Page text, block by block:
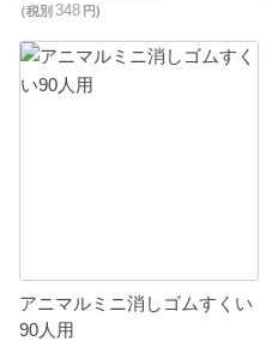
（税別 348 円)
アニマルミニ消しゴムすくい
90人用